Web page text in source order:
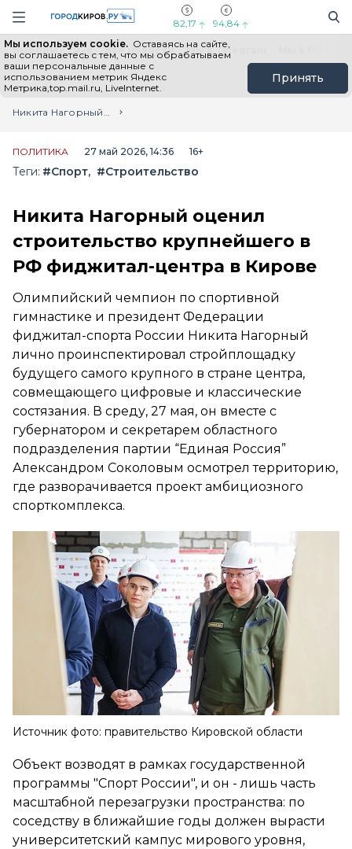
Навигация сайта
82,17 94,84
Мы используем cookie. Оставаясь на сайте,
вы соглашаетесь с тем, что мы обрабатываем
ваши персональные данные с
использованием метрик Яндекс
Метрика,top.mail.ru, LiveInternet.
Принять
Выборы - 2026 Все новости Мы в Telegram
Главная
Лента новостей
Никита Нагорный оценил строительство крупнейшего в РФ фиджитал-центра в Кирове
ПОЛИТИКА 27 май 2026, 14:36 16+
Теги: #Спорт #Строительство
Никита Нагорный оценил
строительство крупнейшего в
РФ фиджитал-центра в Кирове
Олимпийский чемпион по спортивной
гимнастике и президент Федерации
фиджитал-спорта России Никита Нагорный
лично проинспектировал стройплощадку
будущего самого крупного в стране центра,
совмещающего цифровые и классические
состязания. В среду, 27 мая, он вместе с
губернатором и секретарем областного
подразделения партии “Единая Россия”
Александром Соколовым осмотрел территорию,
где разворачивается проект амбициозного
спорткомплекса.
Источник фото: правительство Кировской области
Объект возводят в рамках государственной
программы "Спорт России", и он - лишь часть
масштабной перезагрузки пространства: по
соседству в ближайшие годы должен вырасти
университетский кампус мирового уровня,